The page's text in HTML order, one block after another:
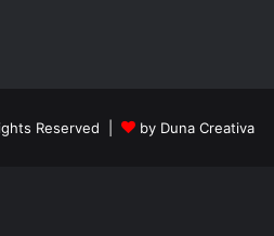
Reserved | by Duna Creativa